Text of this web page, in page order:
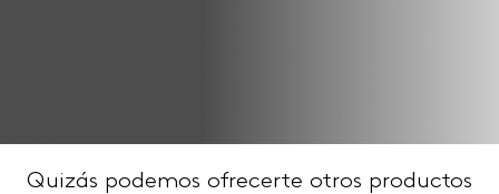
Quizás podemos ofrecerte otros productos